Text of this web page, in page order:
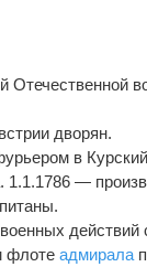
Отечественной
дворян.
в
1.1.1786 —
флотеадмирала